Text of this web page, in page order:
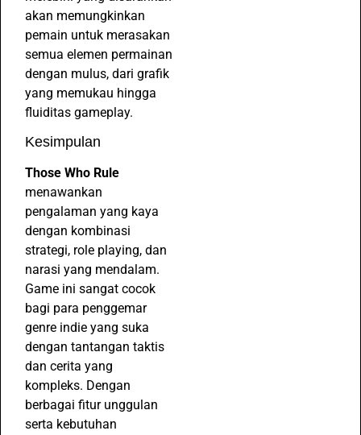
akan memungkinkan
pemain untuk merasakan
semua elemen permainan
dengan mulus, dari grafik
yang memukau hingga
fluiditas gameplay.
Kesimpulan
Those Who Rule
menawankan
pengalaman yang kaya
dengan kombinasi
strategi, role playing, dan
narasi yang mendalam.
Game ini sangat cocok
bagi para penggemar
genre indie yang suka
dengan tantangan taktis
dan cerita yang
kompleks. Dengan
berbagai fitur unggulan
serta kebutuhan